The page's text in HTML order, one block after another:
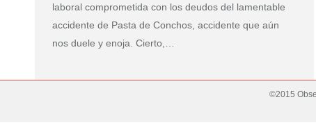
laboral comprometida con los deudos del lamentable
accidente de Pasta de Conchos, accidente que aún
nos duele y enoja. Cierto,…
©2015